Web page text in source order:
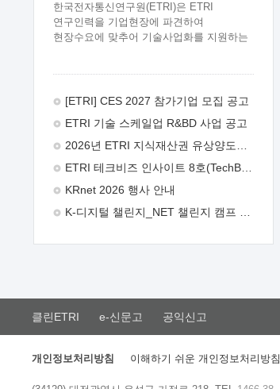
한국전자통신연구원(ETRI)은 ETRI
연구인력을 기업현장에 파견하여
현장수요에 맞추어 기술사업화를 지원하는
주시기 바랍니다. 2026년 8월
추진목적: ETRI 인력을 기업현장에 파견.
기술지원을 실시함으로써 ETRI 개발기술의
극대화하고, 지원기업을 강견기업으로
육성하고자 함.  신청자격: ETRI
ETRI 창업/연구소기업, 기술이전/출자기업
(2 ~ 3년차) 연봉의 40%  추진일정(1)
희망기업 신청/접수(2)희망인력-희망기업
매칭(3)현장조사/ 선정(심의)(4)협약체결
26일 9월초순 9월 중순 10월 이후*
[ETRI] CES 2027 참가기업 모집 공고
ETRI 기술 스케일업 R&BD 사업 공고
ETRI 테크비즈 인사이트 8호(TechBiz Insight Vol.8) 발간
KRnet 2026 행사 안내
클린ETRI e-신문고 공익신고
개인정보처리방침 이해하기 쉬운 개인정보처리방침